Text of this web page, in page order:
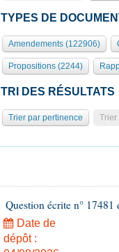
TYPES DE
Amendements (122906)
Propositions (2244)
TRI DES RÉSULTATS
Trier par pertinence Trier
Question écrite n°
Date de
dépôt :